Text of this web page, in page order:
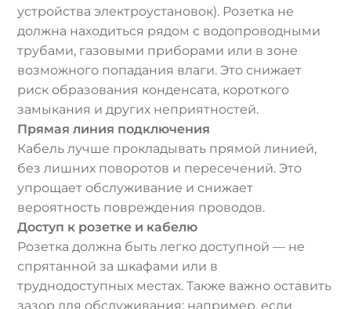
устройства электроустановок). Розетка не
должна находиться рядом с водопроводными
трубами, газовыми приборами или в зоне
возможного попадания влаги. Это снижает
риск образования конденсата, короткого
замыкания и других неприятностей.
Прямая линия подключения
Кабель лучше прокладывать прямой линией,
без лишних поворотов и пересечений. Это
упрощает обслуживание и снижает
вероятность повреждения проводов.
Доступ к розетке и кабелю
Розетка должна быть легко доступной — не
спрятанной за шкафами или в
труднодоступных местах. Также важно оставить
зазор для обслуживания: например, если